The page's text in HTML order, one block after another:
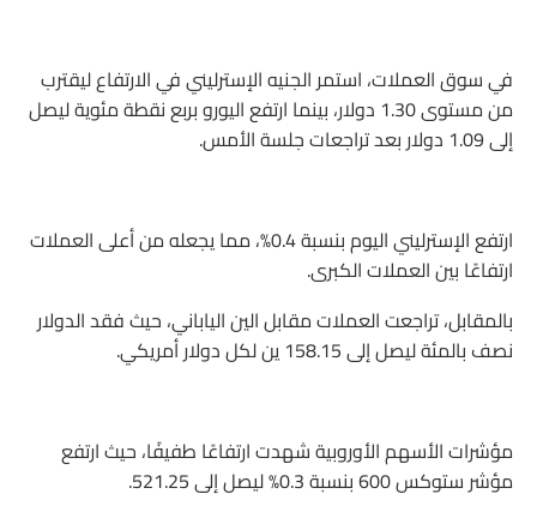
في سوق العملات، استمر الجنيه الإسترليني في الارتفاع ليقترب
من مستوى 1.30 دولار، بينما ارتفع اليورو بربع نقطة مئوية ليصل
إلى 1.09 دولار بعد تراجعات جلسة الأمس.
ارتفع الإسترليني اليوم بنسبة 0.4%، مما يجعله من أعلى العملات
ارتفاعًا بين العملات الكبرى.
بالمقابل، تراجعت العملات مقابل الين الياباني، حيث فقد الدولار
نصف بالمئة ليصل إلى 158.15 ين لكل دولار أمريكي.
مؤشرات الأسهم الأوروبية شهدت ارتفاعًا طفيفًا، حيث ارتفع
مؤشر ستوكس 600 بنسبة 0.3% ليصل إلى 521.25.